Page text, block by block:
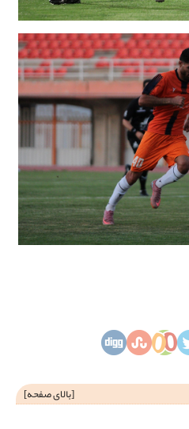
[بالای صفحه]